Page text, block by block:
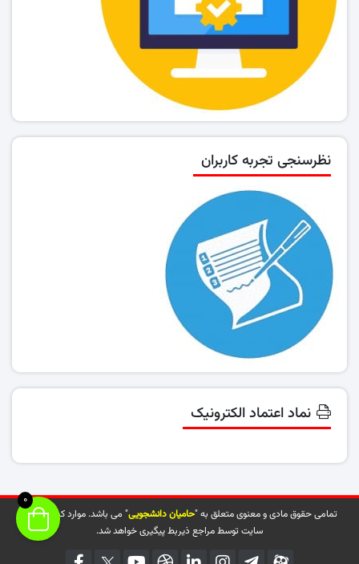
نظرسنجی تجربه کاربران
نماد اعتماد الکترونیک
تمامی حقوق مادی و معنوی متعلق به "حامیان دانشجویی" می باشد. موارد کپی شده از
سایت توسط مراجع ذیربط پیگیری خواهد شد.
0